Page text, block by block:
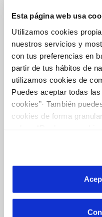
Esta página web usa
Utilizamos cookies
nuestros servicios y
con tus preferencias en
partir de tus hábitos de
utilizamos cookies de
Puedes aceptar todas
cookies”· También
cookies de forma
son indispensables para
por tanto no se pueden
más información en
Tu Agua
NUESTRO PAPEL EN EL
CALIDAD
CUIDADOS DEL AGUA
MANTENIMIENTO DE